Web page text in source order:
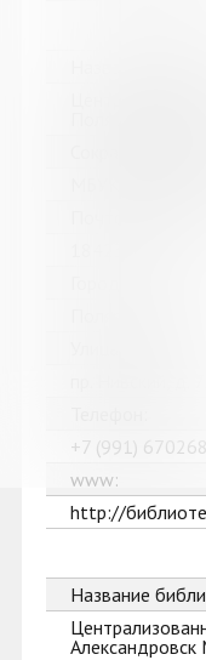
+7 (991)
www:
http://
Название
Александровск